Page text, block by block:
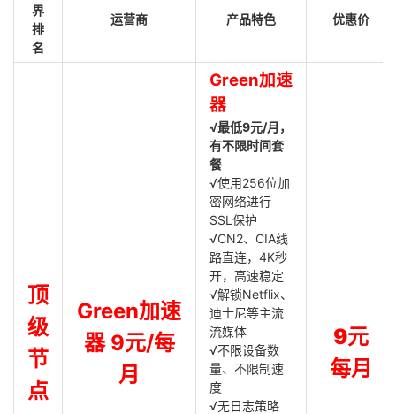
界
排
名
运营商 产品特色 优惠价
顶
级
节
点
Green加速
器 9元/每
月
Green加速
器
√最低9元/月，
有不限时间套
餐
√使用256位加
密网络进行
SSL保护
√CN2、CIA线
路直连，4K秒
开，高速稳定
√解锁Netflix、
迪士尼等主流
流媒体
√不限设备数
量、不限制速
度
√无日志策略
9元
每月